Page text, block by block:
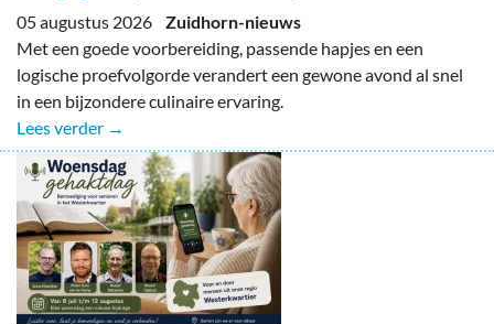
05 augustus 2026 Zuidhorn-nieuws
Met een goede voorbereiding, passende hapjes en een
logische proefvolgorde verandert een gewone avond al snel
in een bijzondere culinaire ervaring.
Lees verder →